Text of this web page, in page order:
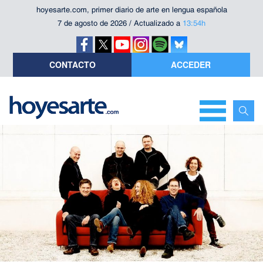
hoyesarte.com, primer diario de arte en lengua española
7 de agosto de 2026 / Actualizado a 13:54h
CONTACTO ACCEDER